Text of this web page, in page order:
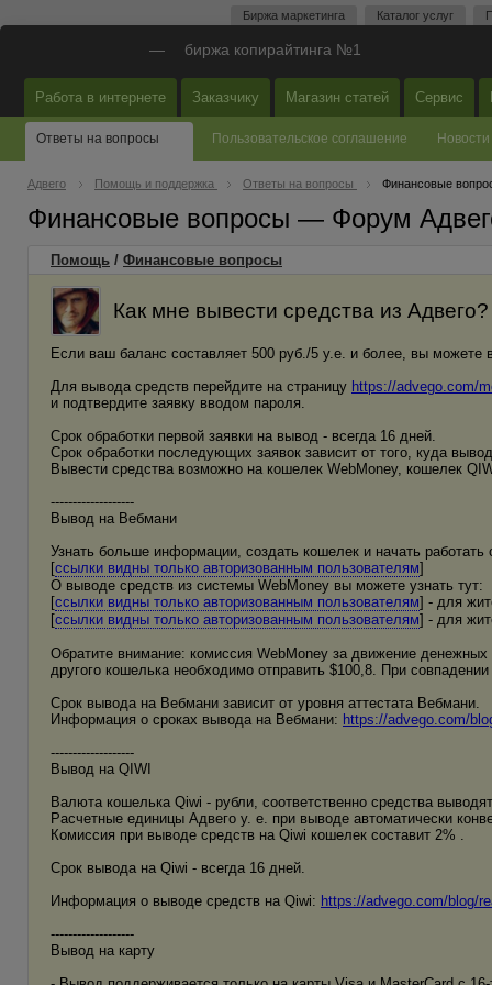
Биржа маркетинга Каталог услуг
— биржа копирайтинга №1
Работа в интернете Заказчику Магазин статей Сервис
Ответы на вопросы Пользовательское соглашение Новости
Адвего Помощь и поддержка Ответы на вопросы Финансовые
Финансовые вопросы — Форум
Помощь / Финансовые вопросы
Как мне вывести средства из Адвего?
Если ваш баланс составляет 500 руб./5 у.е. и более, вы можете
Для вывода средств перейдите на страницу https://advego.com/
и подтвердите заявку вводом пароля.
Срок обработки первой заявки на вывод - всегда 16 дней.
Срок обработки последующих заявок зависит от того, куда
Вывести средства возможно на кошелек WebMoney, кошелек
-------------------
Вывод на Вебмани
Узнать больше информации, создать кошелек и начать
[ссылки видны только авторизованным пользователям]
О выводе средств из системы WebMoney вы можете узнать тут:
[ссылки видны только авторизованным пользователям] - для
[ссылки видны только авторизованным пользователям] - для
Обратите внимание: комиссия WebMoney за движение
другого кошелька необходимо отправить $100,8. При
Срок вывода на Вебмани зависит от уровня аттестата Вебмани.
Информация о сроках вывода на Вебмани: https://advego.com/
-------------------
Вывод на QIWI
Валюта кошелька Qiwi - рубли, соответственно средства
Расчетные единицы Адвего у. е. при выводе автоматически
Комиссия при выводе средств на Qiwi кошелек составит 2% .
Срок вывода на Qiwi - всегда 16 дней.
Информация о выводе средств на Qiwi: https://advego.com/blog/
-------------------
Вывод на карту